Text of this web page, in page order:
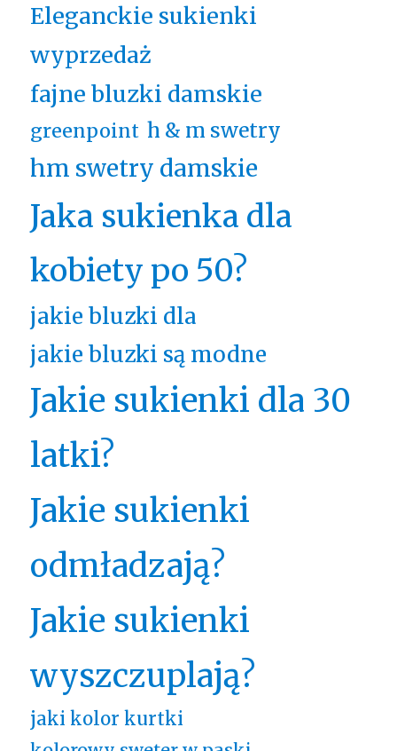
Eleganckie sukienki
wyprzedaż
fajne bluzki damskie
greenpoint h & m swetry
hm swetry damskie
Jaka sukienka dla
kobiety po 50?
jakie bluzki dla
jakie bluzki są modne
Jakie sukienki dla 30
latki?
Jakie sukienki
odmładzają?
Jakie sukienki
wyszczuplają?
jaki kolor kurtki